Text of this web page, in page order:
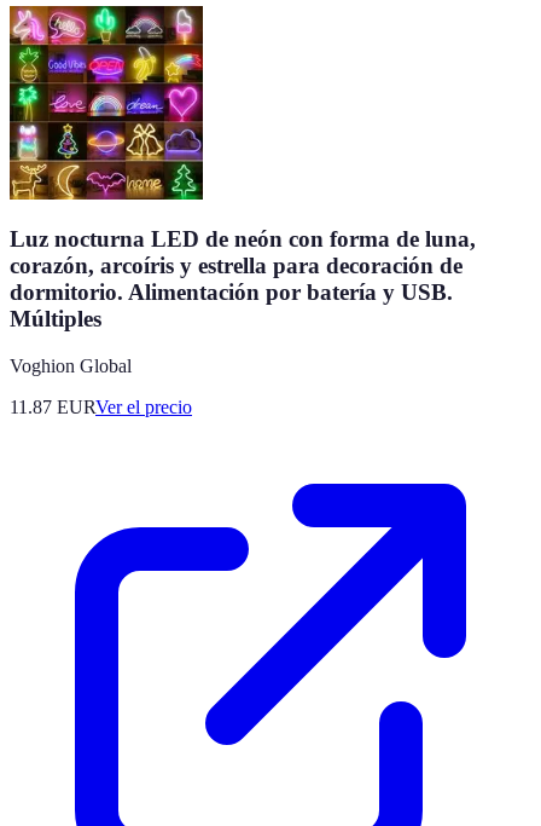
Luz nocturna LED de neón con forma de luna,
corazón, arcoíris y estrella para decoración de
dormitorio. Alimentación por batería y USB.
Múltiples
Voghion Global
11.87 EURVer el precio